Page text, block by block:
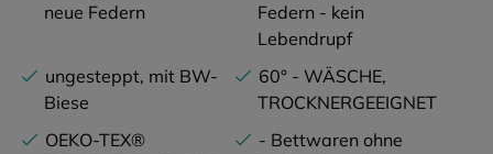
neue Federn
Federn - kein
Lebendrupf
ungesteppt, mit BW-
Biese
60° - WÄSCHE,
TROCKNERGEEIGNET
OEKO-TEX®
- Bettwaren ohne